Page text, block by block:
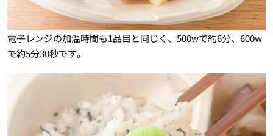
電子レンジの加温時間も1品目と同じく、500wで約6分、600w
で約5分30秒です。